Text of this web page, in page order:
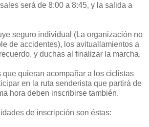
será de 8:00 a 8:45, y la salida a
seguro individual (La organización no
de accidentes), los avituallamientos a
y duchas al finalizar la marcha.
que quieran acompañar a los ciclistas
en la ruta senderista que partirá de
hora deben inscribirse también.
de inscripción son éstas: